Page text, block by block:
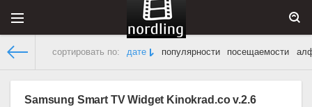
сортировать по: дате популярности посещаемости
Samsung Smart TV Widget Kinokrad.co v.2.6